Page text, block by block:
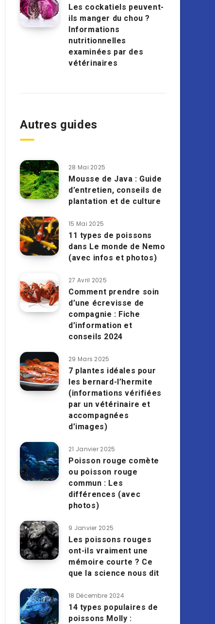
Les cockatiels peuvent-
ils manger du chou ?
Informations
nutritionnelles
examinées par des
vétérinaires
Autres guides
28 Mai 2025
Mousse de Java : Guide
d’entretien, conseils de
plantation et de culture
15 Mai 2025
11 types de poissons
dans Le monde de Nemo
(avec infos et photos)
27 Avril 2025
Comment prendre soin
d’une écrevisse de
compagnie : Fiche
d’information et
conseils 2024
29 Mars 2025
7 plantes idéales pour
les bernard-l’hermite
(informations vérifiées
par un vétérinaire et
accompagnées
d’images)
21 Janvier 2025
Poisson rouge comète
ou poisson rouge
commun : Les
différences (avec
photos)
9 Janvier 2025
Les poissons rouges
ont-ils vraiment une
mémoire courte ? Ce
que la science nous dit
18 Décembre 2024
14 types populaires de
poissons Molly :